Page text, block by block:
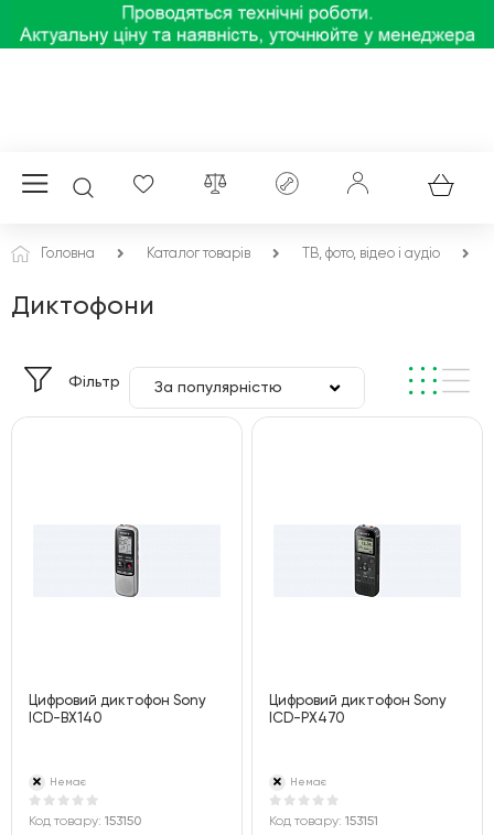
Головна Каталог товарів ТВ, фото, відео і аудіо
Диктофони
Фільтр За популярністю
Цифровий диктофон Sony
ICD-BX140
Немає
Код товару: 153150
Цифровий диктофон Sony
ICD-PX470
Немає
Код товару:153151